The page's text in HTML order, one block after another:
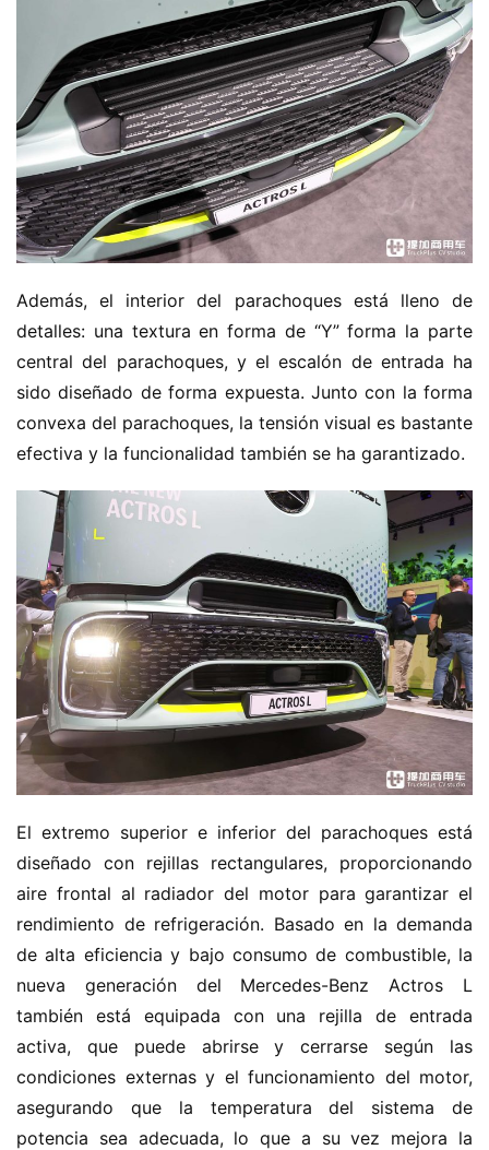
n
d
e
n
u
e
v
a
e
e
r
g
í
Sign in Sign up
Además, el interior del parachoques está lleno de
detalles: una textura en forma de “Y” forma la parte
central del parachoques, y el escalón de entrada ha
sido diseñado de forma expuesta. Junto con la forma
convexa del parachoques, la tensión visual es bastante
efectiva y la funcionalidad también se ha garantizado.
El extremo superior e inferior del parachoques está
diseñado con rejillas rectangulares, proporcionando
aire frontal al radiador del motor para garantizar el
rendimiento de refrigeración. Basado en la demanda
de alta eficiencia y bajo consumo de combustible, la
nueva generación del Mercedes-Benz Actros L
también está equipada con una rejilla de entrada
activa, que puede abrirse y cerrarse según las
condiciones externas y el funcionamiento del motor,
asegurando que la temperatura del sistema de
potencia sea adecuada, lo que a su vez mejora la